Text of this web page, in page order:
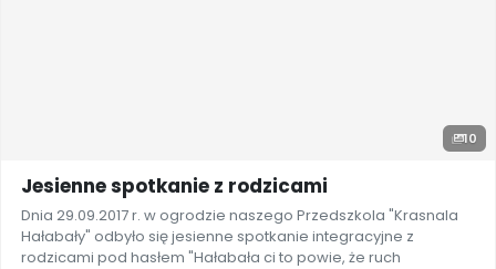
10
Jesienne spotkanie z rodzicami
Dnia 29.09.2017 r. w ogrodzie naszego Przedszkola "Krasnala
Hałabały" odbyło się jesienne spotkanie integracyjne z
rodzicami pod hasłem "Hałabała ci to powie, że ruch